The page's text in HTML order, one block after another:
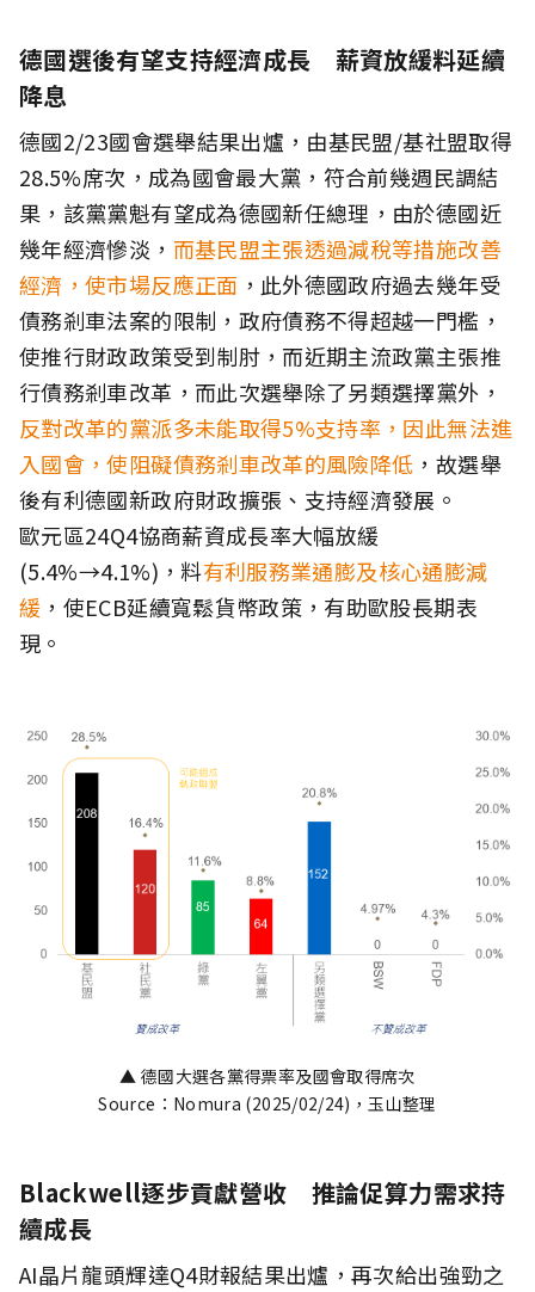
德國選後有望支持經濟成長 薪資放緩料延續
降息
德國2/23國會選舉結果出爐，由基民盟/基社盟取得
28.5%席次，成為國會最大黨，符合前幾週民調結
果，該黨黨魁有望成為德國新任總理，由於德國近
幾年經濟慘淡， 而基民盟主張透過減稅等措施改善
經濟，使市場反應正面 ，此外德國政府過去幾年受
債務剎車法案的限制，政府債務不得超越一門檻，
使推行財政政策受到制肘，而近期主流政黨主張推
行債務剎車改革，而此次選舉除了另類選擇黨外，
反對改革的黨派多未能取得5%支持率，因此無法進
入國會，使阻礙債務剎車改革的風險降低 ，故選舉
後有利德國新政府財政擴張、支持經濟發展。
歐元區24Q4協商薪資成長率大幅放緩
(5.4%→4.1%)，料有利服務業通膨及核心通膨減
緩 ，使ECB延續寬鬆貨幣政策，有助歐股長期表
現。
▲ 德國大選各黨得票率及國會取得席次
Source：Nomura (2025/02/24)，玉山整理
Blackwell逐步貢獻營收 推論促算力需求持
續成長
AI晶片龍頭輝達Q4財報結果出爐，再次給出強勁之